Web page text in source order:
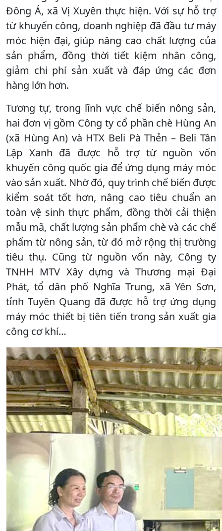
Đông Á, xã Vị Xuyên thực hiện. Với sự hỗ trợ
từ khuyến công, doanh nghiệp đã đầu tư máy
móc hiện đại, giúp nâng cao chất lượng của
sản phẩm, đồng thời tiết kiệm nhân công,
giảm chi phí sản xuất và đáp ứng các đơn
hàng lớn hơn.
Tương tự, trong lĩnh vực chế biến nông sản,
hai đơn vị gồm Công ty cổ phần chè Hùng An
(xã Hùng An) và HTX Beli Pà Thẻn – Beli Tân
Lập Xanh đã được hỗ trợ từ nguồn vốn
khuyến công quốc gia để ứng dụng máy móc
vào sản xuất. Nhờ đó, quy trình chế biến được
kiểm soát tốt hơn, nâng cao tiêu chuẩn an
toàn vệ sinh thực phẩm, đồng thời cải thiện
mẫu mã, chất lượng sản phẩm chè và các chế
phẩm từ nông sản, từ đó mở rộng thị trường
tiêu thụ. Cũng từ nguồn vốn này, Công ty
TNHH MTV Xây dựng và Thương mại Đại
Phát, tổ dân phố Nghĩa Trung, xã Yên Sơn,
tỉnh Tuyên Quang đã được hỗ trợ ứng dụng
máy móc thiết bị tiên tiến trong sản xuất gia
công cơ khí…